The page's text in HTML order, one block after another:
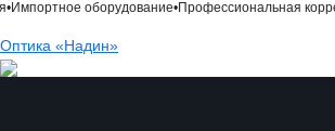
•Импортное оборудование•Профессиональная
Оптика «Надин»